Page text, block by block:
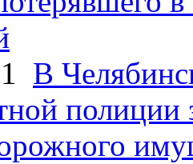
В